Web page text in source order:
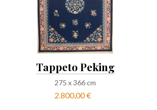
Tappeto Peking
275 x366cm
2.800,00 €